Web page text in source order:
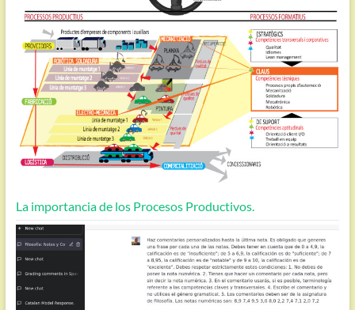
La importancia de los Procesos Productivos.